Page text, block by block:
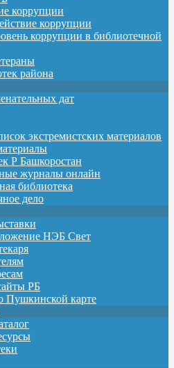
коррупции
коррупции
коррупции в библиотечной
района
дат
экстремистских материалов
Р Башкоростан
журналы онлайн
библиотека
дело
НЭБ Свет
РБ
Пушкинской карте